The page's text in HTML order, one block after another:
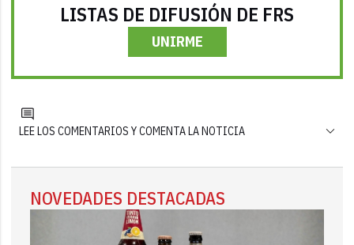
LISTAS DE DIFUSIÓN DE FRS
UNIRME
LEE LOS COMENTARIOS Y COMENTA LA NOTICIA
NOVEDADES DESTACADAS